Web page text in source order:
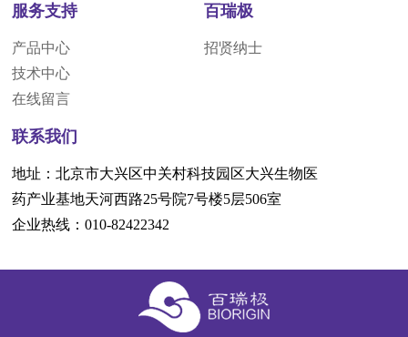
服务支持
产品中心
技术中心
在线留言
百瑞极
招贤纳士
联系我们
地址：北京市大兴区中关村科技园区大兴生物医
药产业基地天河西路25号院7号楼5层506室
企业热线：010-82422342